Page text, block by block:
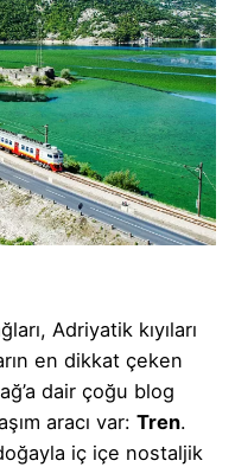
Adriyatik kıyıları
en dikkat çeken
dair çoğu blog
aracı var: Tren.
iç içe nostaljik